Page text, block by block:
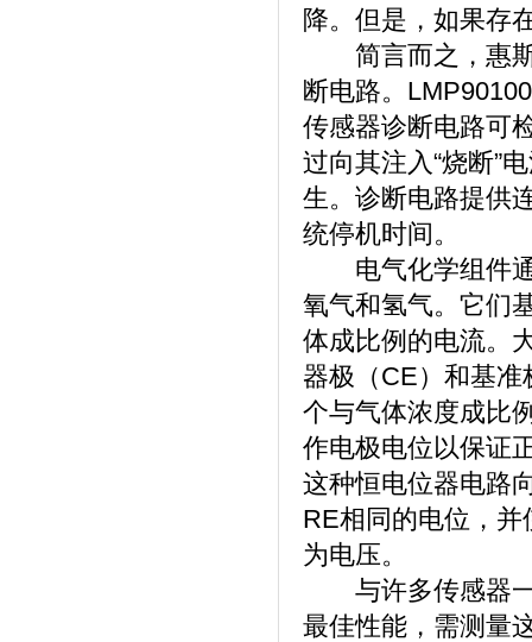
降。但是，如果存
简言而之，惠斯
断电路。
传感器诊断电路可
过向其注入“烧断”
生。诊断电路提供
统停机时间。
电气化学组件通
氧气和氢气。它们
体成比例的电流。
器极（CE）和基
个与气体浓度成比
作电极电位以保证
这种恒电位器电路
RE相同的电位，
为电压。
与许多传感器一
最佳性能，需测量